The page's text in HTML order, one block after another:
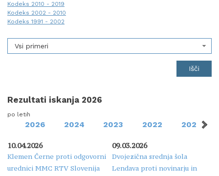
Kodeks 2010 - 2019
Kodeks 2002 - 2010
Kodeks 1991 - 2002
Vsi primeri
Rezultati iskanja 2026
po letih
2026 2024 2023 2022 2021
10.04.2026
Klemen Černe proti odgovorni
urednici MMC RTV Slovenija
09.03.2026
Dvojezična srednja šola
Lendava proti novinarju in